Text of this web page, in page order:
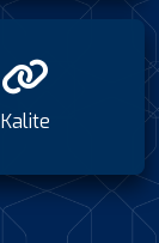
Kalite